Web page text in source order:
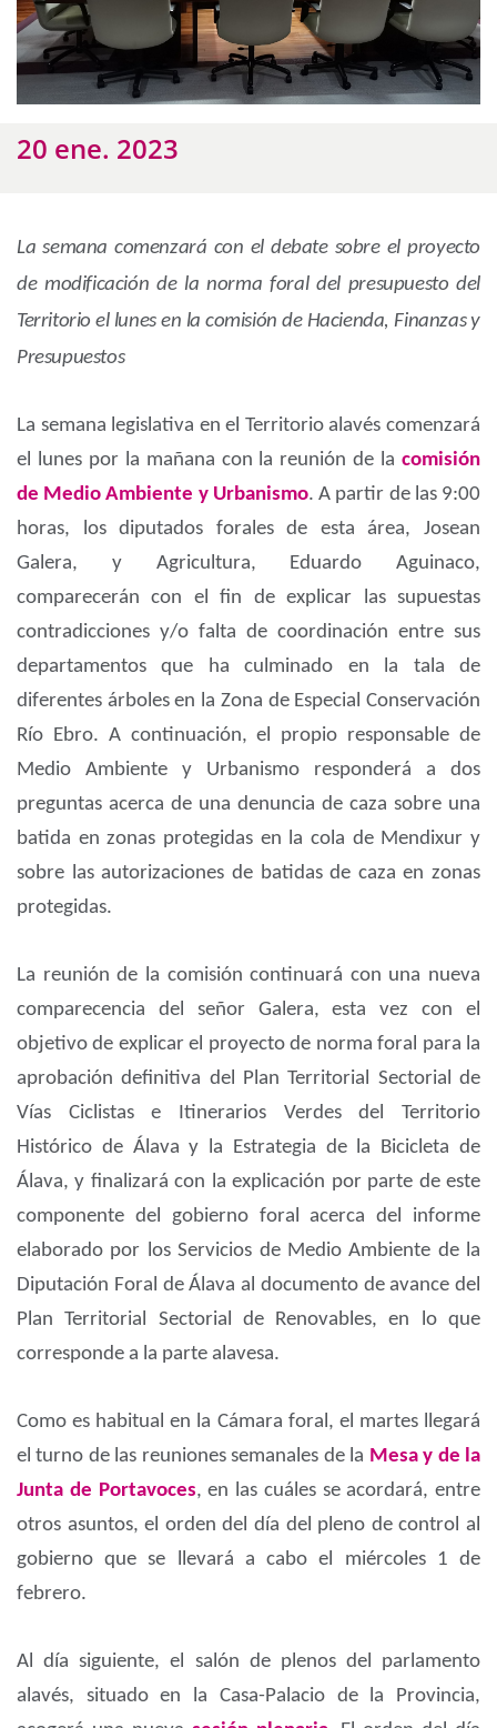
20 ene. 2023
La semana comenzará con el debate sobre el proyecto
de modificación de la norma foral del presupuesto del
Territorio el lunes en la comisión de Hacienda, Finanzas y
Presupuestos
La semana legislativa en el Territorio alavés comenzará
el lunes por la mañana con la reunión de la comisión
de Medio Ambiente y Urbanismo. A partir de las 9:00
horas, los diputados forales de esta área, Josean
Galera, y Agricultura, Eduardo Aguinaco,
comparecerán con el fin de explicar las supuestas
contradicciones y/o falta de coordinación entre sus
departamentos que ha culminado en la tala de
diferentes árboles en la Zona de Especial Conservación
Río Ebro. A continuación, el propio responsable de
Medio Ambiente y Urbanismo responderá a dos
preguntas acerca de una denuncia de caza sobre una
batida en zonas protegidas en la cola de Mendixur y
sobre las autorizaciones de batidas de caza en zonas
protegidas.
La reunión de la comisión continuará con una nueva
comparecencia del señor Galera, esta vez con el
objetivo de explicar el proyecto de norma foral para la
aprobación definitiva del Plan Territorial Sectorial de
Vías Ciclistas e Itinerarios Verdes del Territorio
Histórico de Álava y la Estrategia de la Bicicleta de
Álava, y finalizará con la explicación por parte de este
componente del gobierno foral acerca del informe
elaborado por los Servicios de Medio Ambiente de la
Diputación Foral de Álava al documento de avance del
Plan Territorial Sectorial de Renovables, en lo que
corresponde a la parte alavesa.
Como es habitual en la Cámara foral, el martes llegará
el turno de las reuniones semanales de la Mesa y de la
Junta de Portavoces, en las cuáles se acordará, entre
otros asuntos, el orden del día del pleno de control al
gobierno que se llevará a cabo el miércoles 1 de
febrero.
Al día siguiente, el salón de plenos del parlamento
alavés, situado en la Casa-Palacio de la Provincia,